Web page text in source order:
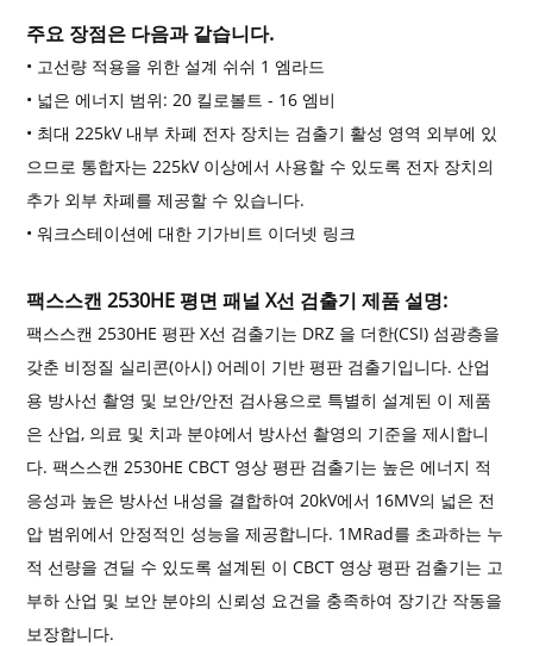
주요 장점은 다음과 같습니다.
• 고선량 적용을 위한 설계 쉬쉬 1 엠라드
• 넓은 에너지 범위: 20 킬로볼트 - 16 엠비
• 최대 225kV 내부 차폐 전자 장치는 검출기 활성 영역 외부에 있
으므로 통합자는 225kV 이상에서 사용할 수 있도록 전자 장치의
추가 외부 차폐를 제공할 수 있습니다.
• 워크스테이션에 대한 기가비트 이더넷 링크
팩스스캔 2530HE 평면 패널 X선 검출기 제품 설명:
팩스스캔 2530HE 평판 X선 검출기는 DRZ 을 더한(CSI) 섬광층을
갖춘 비정질 실리콘(아시) 어레이 기반 평판 검출기입니다. 산업
용 방사선 촬영 및 보안/안전 검사용으로 특별히 설계된 이 제품
은 산업, 의료 및 치과 분야에서 방사선 촬영의 기준을 제시합니
다. 팩스스캔 2530HE CBCT 영상 평판 검출기는 높은 에너지 적
응성과 높은 방사선 내성을 결합하여 20kV에서 16MV의 넓은 전
압 범위에서 안정적인 성능을 제공합니다. 1MRad를 초과하는 누
적 선량을 견딜 수 있도록 설계된 이 CBCT 영상 평판 검출기는 고
부하 산업 및 보안 분야의 신뢰성 요건을 충족하여 장기간 작동을
보장합니다.